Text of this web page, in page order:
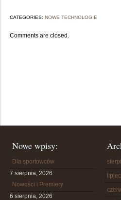
CATEGORIES: NOWE TECHNOLOGIE
Comments are closed.
Nowe wpisy:
Dla sportowców
7 sierpnia, 2026
Nowości i Premiery
6 sierpnia, 2026